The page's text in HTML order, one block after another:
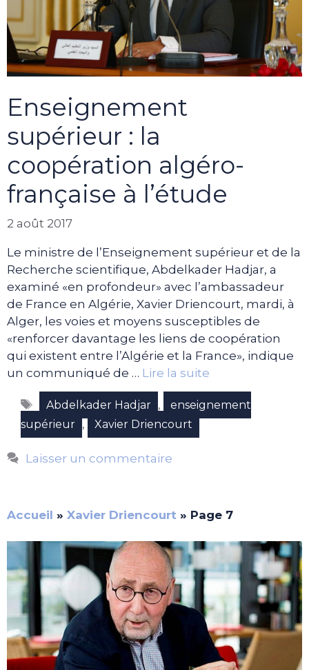
Enseignement
supérieur : la
coopération algéro-
française à l’étude
2 août 2017
Le ministre de l’Enseignement supérieur et de la
Recherche scientifique, Abdelkader Hadjar, a
examiné «en profondeur» avec l’ambassadeur
de France en Algérie, Xavier Driencourt, mardi, à
Alger, les voies et moyens susceptibles de
«renforcer davantage les liens de coopération
qui existent entre l’Algérie et la France», indique
un communiqué de … Lire la suite
Étiquettes
Abdelkader Hadjar ,
enseignement
supérieur , Xavier Driencourt
Laisser un commentaire
Accueil » Xavier Driencourt » Page 7